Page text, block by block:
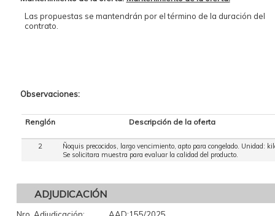
Las propuestas se mantendrán por el término de la duración del
contrato.
Observaciones:
Renglón Descripción de la oferta
2
Ñoquis precocidos, largo vencimiento, apto para congelado. Unidad:
Se solicitara muestra para evaluar la calidad del producto.
ADJUDICACIÓN